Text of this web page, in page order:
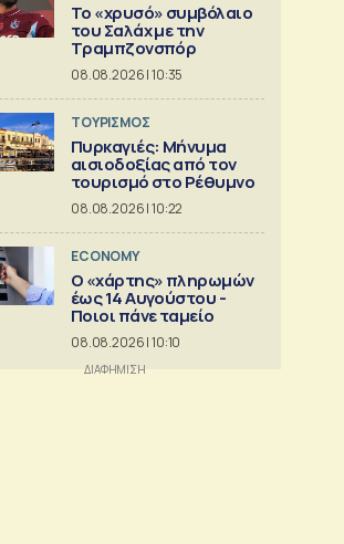
Το «χρυσό» συμβόλαιο
του Σαλάχ με την
Τραμπζονσπόρ
08.08.2026 | 10:35
ΤΟΥΡΙΣΜΟΣ
Πυρκαγιές: Μήνυμα
αισιοδοξίας από τον
τουρισμό στο Ρέθυμνο
08.08.2026 | 10:22
ECONOMY
Ο «χάρτης» πληρωμών
έως 14 Αυγούστου -
Ποιοι πάνε ταμείο
08.08.2026 | 10:10